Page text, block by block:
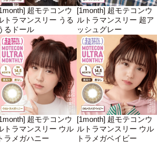
超モテコンウ
トラマンスリー うる
るドール
[1month] 超モテコンウ
ルトラマンスリー 超ア
ッシュグレー
超モテコンウ
トラマンスリー ウル
ラメガハニー
[1month] 超モテコンウ
ルトラマンスリー ウル
トラメガベイビー